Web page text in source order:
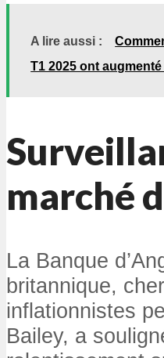
A lire aussi :
T1 2025 ont
marché
La Banque
britannique,
inflationnistes
Bailey, a